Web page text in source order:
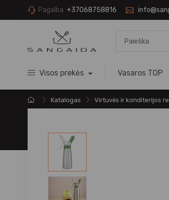
Pagalba +37068758816
Visos prekės Vasaros TOP
Katalogas Virtuvės ir konditerijos